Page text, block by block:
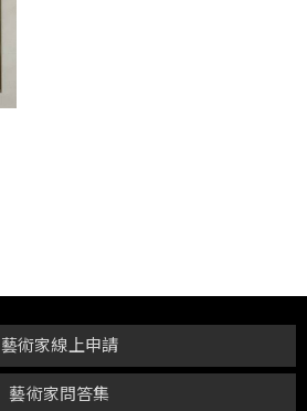
藝術家問答集
藝術家線上申請